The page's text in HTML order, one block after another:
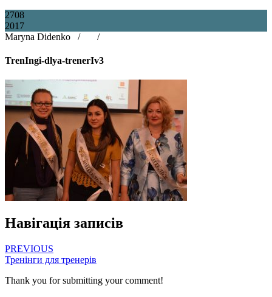
2708
2017
Maryna Didenko /
/
TrenIngi-dlya-trenerIv3
Навігація записів
PREVIOUS
Тренінги для тренерів
Thank you for submitting your comment!